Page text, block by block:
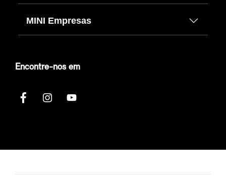
MINI Empresas
Encontre-nos em